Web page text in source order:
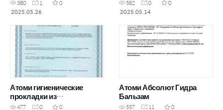
380 1
0
2025.05.26
582 0
0
2025.05.14
Атоми гигиенические
прокладки из
натурального хлопка
477 0
0
Атоми Абсолют Гидра
Бальзам
557 11
0